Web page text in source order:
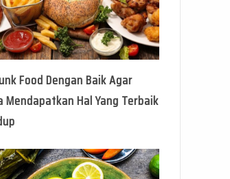
Food Dengan Baik Agar
Mendapatkan Hal Yang Terbaik